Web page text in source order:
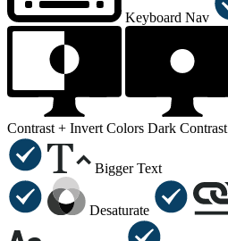
Keyboard Nav
Contrast + Invert Colors Dark Contrast
Bigger Text
Desaturate